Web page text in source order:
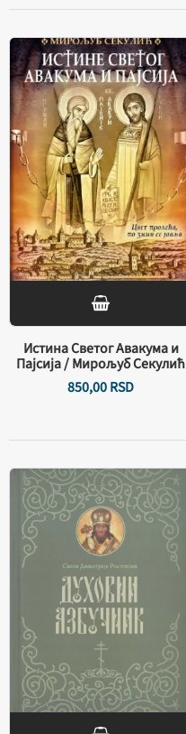
Истина Светог Авакума и
Пајсија / Мирољуб Секулић
850,00RSD